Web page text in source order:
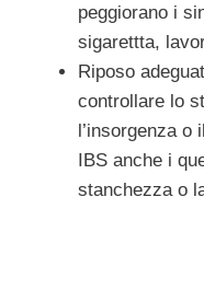
peggiorano i
sigarettta,
Riposo
controllare lo
l’insorgenza
IBS anche i
stanchezza o